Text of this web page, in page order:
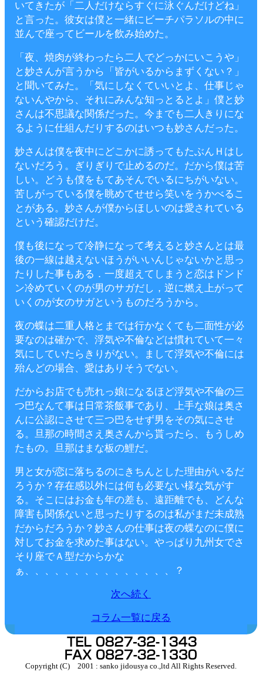
いてきたが「二人だけならすぐに泳ぐんだけどね」
と言った。彼女は僕と一緒にビーチパラソルの中に
並んで座ってビールを飲み始めた。
「夜、焼肉が終わったら二人でどっかにいこうや」
と妙さんが言うから「皆がいるからまずくない？」
と聞いてみた。「気にしなくていいとよ、仕事じゃ
ないんやから、それにみんな知っとるとよ」僕と妙
さんは不思議な関係だった。今までも二人きりにな
るように仕組んだりするのはいつも妙さんだった。
妙さんは僕を夜中にどこかに誘ってもたぶんＨはし
ないだろう。ぎりぎりで止めるのだ。だから僕は苦
しい。どうも僕をもてあそんでいるにちがいない。
苦しがっている僕を眺めてせせら笑いをうかべるこ
とがある。妙さんが僕からほしいのは愛されている
という確認だけだ。
僕も後になって冷静になって考えると妙さんとは最
後の一線は越えないほうがいいんじゃないかと思っ
たりした事もある．一度超えてしまうと恋はドンド
ン冷めていくのが男のサガだし，逆に燃え上がって
いくのが女のサガというものだろうから。
夜の蝶は二重人格とまでは行かなくても二面性が必
要なのは確かで、浮気や不倫などは慣れていて一々
気にしていたらきりがない。まして浮気や不倫には
殆んどの場合、愛はありそうでない。
だからお店でも売れっ娘になるほど浮気や不倫の三
つ巴なんて事は日常茶飯事であり、上手な娘は奥さ
んに公認にさせて三つ巴をせず男をその気にさせ
る。旦那の時間さえ奥さんから貰ったら、もうしめ
たもの。旦那はまな板の鯉だ。
男と女が恋に落ちるのにきちんとした理由がいるだ
ろうか？存在感以外には何も必要ない様な気がす
る。そこにはお金も年の差も、遠距離でも、どんな
障害も関係ないと思ったりするのは私がまだ未成熟
だからだろうか？妙さんの仕事は夜の蝶なのに僕に
対してお金を求めた事はない。やっぱり九州女でさ
そり座でＡ型だからかな
ぁ、、、、、、、、、、、、、、、？
次へ続く
コラム一覧に戻る
Copyright (C) 2001 : sanko jidousya co.,ltd All Rights Reserved.